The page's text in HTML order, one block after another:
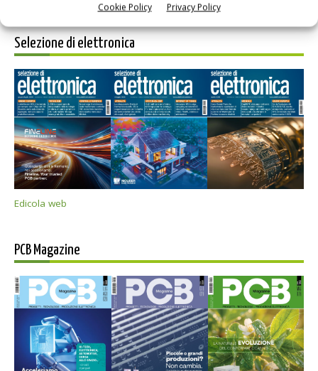
Cookie Policy Privacy Policy
Selezione di elettronica
Edicola web
PCB Magazine